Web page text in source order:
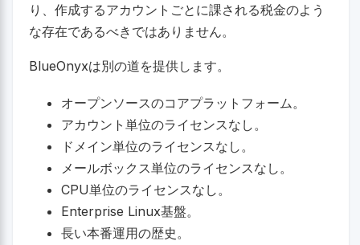
り、作成するアカウントごとに課される税金のよう
な存在であるべきではありません。
BlueOnyxは別の道を提供します。
オープンソースのコアプラットフォーム。
アカウント単位のライセンスなし。
ドメイン単位のライセンスなし。
メールボックス単位のライセンスなし。
CPU単位のライセンスなし。
Enterprise Linux基盤。
長い本番運用の歴史。